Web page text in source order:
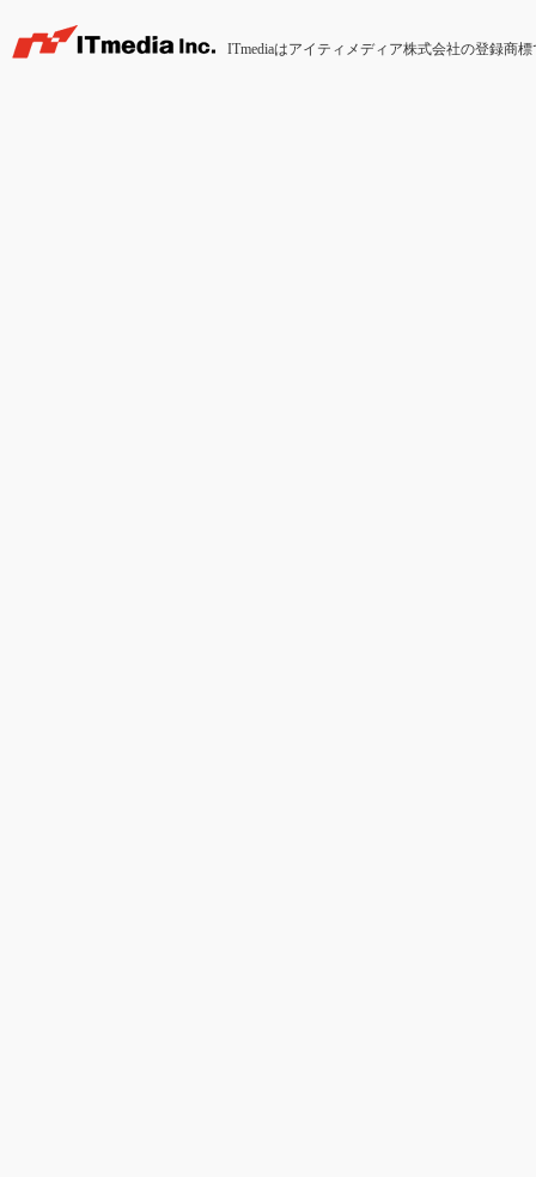
ITmediaはアイティメディア株式会社の登録商